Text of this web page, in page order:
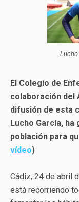
Lucho
El Colegio de
colaboración del
difusión de esta
Lucho García,
población para
vídeo)
Cádiz, 24 de abril
está recorriendo